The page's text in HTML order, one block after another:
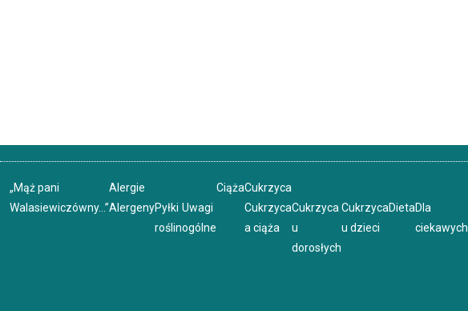
„Mąż pani
Walasiewiczówny…”
Alergie
AlergenyPyłki
roślin
Uwagi
ogólne
CiążaCukrzyca
Cukrzyca
a ciąża
Cukrzyca
u
dorosłych
Cukrzyca
u dzieci
DietaDla
ciekawych